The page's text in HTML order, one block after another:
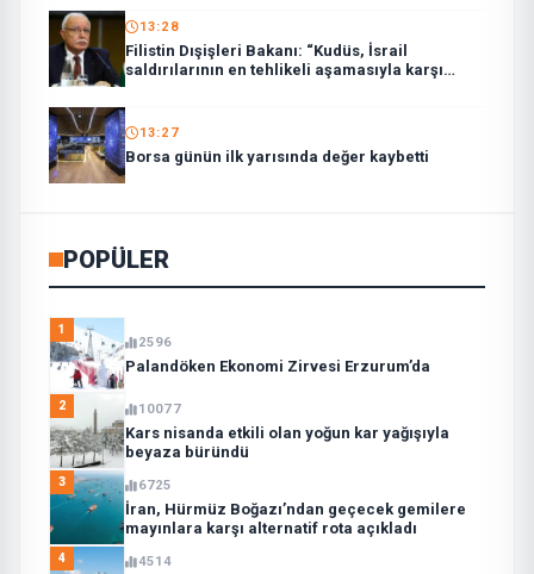
13:28
Filistin Dışişleri Bakanı: “Kudüs, İsrail
saldırılarının en tehlikeli aşamasıyla karşı
13:27
Borsa günün ilk yarısında değer kaybetti
POPÜLER
1
2596
Palandöken Ekonomi Zirvesi Erzurum’da
2 10077
Kars nisanda etkili olan yoğun kar yağışıyla
beyaza büründü
3 6725
İran, Hürmüz Boğazı’ndan geçecek gemilere
mayınlara karşı alternatif rota açıkladı
4 4514